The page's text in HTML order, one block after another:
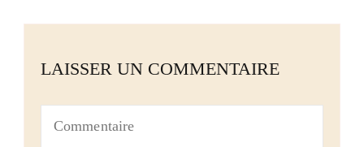
LAISSER UN COMMENTAIRE